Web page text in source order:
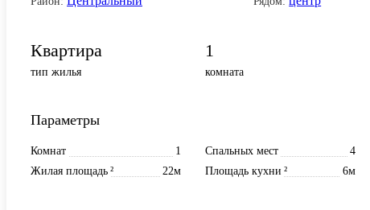
Квартира
тип жилья
1
комната
Параметры
Комнат 1 Спальных мест 4
Жилая площадь
22м
² Площадь кухни 6м
²